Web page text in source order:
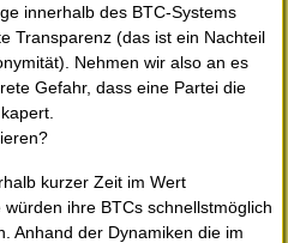
innerhalb des BTC-Systems
Transparenz (das ist ein Nachteil
Nehmen wir also an es
Gefahr, dass eine Partei die
kurzer Zeit im Wert
würden ihre BTCs schnellstmöglich
Anhand der Dynamiken die im